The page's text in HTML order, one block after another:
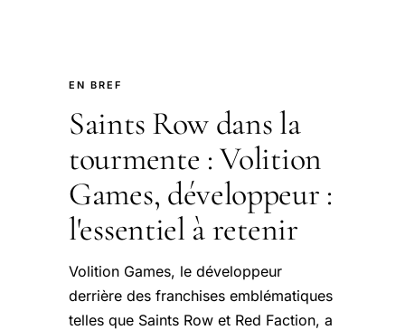
EN BREF
Saints Row dans la
tourmente : Volition
Games, développeur :
l'essentiel à retenir
Volition Games, le développeur
derrière des franchises emblématiques
telles que Saints Row et Red Faction, a